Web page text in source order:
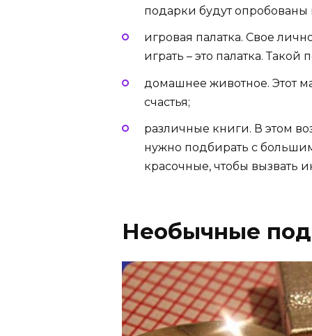
подарки будут опробованы
игровая палатка. Свое
играть – это палатка.
домашнее животное. Этот
счастья;
различные книги. В этом
нужно подбирать с
красочные, чтобы вызвать
Необычные